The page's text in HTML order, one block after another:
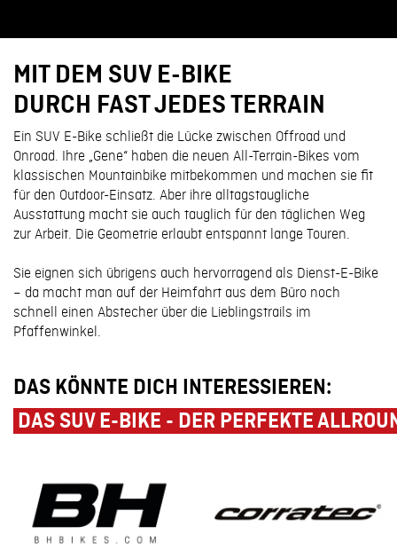
MIT DEM SUV E-BIKE
DURCH FAST JEDES TERRAIN
Ein SUV E-Bike schließt die Lücke zwischen Offroad und
Onroad. Ihre „Gene“ haben die neuen All-Terrain-Bikes vom
klassischen Mountainbike mitbekommen und machen sie fit
für den Outdoor-Einsatz. Aber ihre alltagstaugliche
Ausstattung macht sie auch tauglich für den täglichen Weg
zur Arbeit. Die Geometrie erlaubt entspannt lange Touren.
Sie eignen sich übrigens auch hervorragend als Dienst-E-Bike
– da macht man auf der Heimfahrt aus dem Büro noch
schnell einen Abstecher über die Lieblingstrails im
Pfaffenwinkel.
DAS KÖNNTE DICH INTERESSIEREN:
DAS SUV E-BIKE - DER PERFEKTE